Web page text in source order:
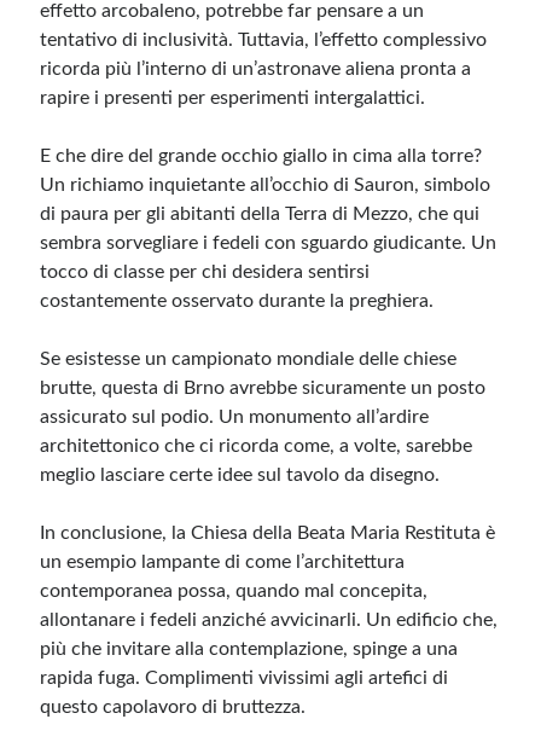
effetto arcobaleno, potrebbe far pensare a un
tentativo di inclusività. Tuttavia, l’effetto complessivo
ricorda più l’interno di un’astronave aliena pronta a
rapire i presenti per esperimenti intergalattici.
E che dire del grande occhio giallo in cima alla torre?
Un richiamo inquietante all’occhio di Sauron, simbolo
di paura per gli abitanti della Terra di Mezzo, che qui
sembra sorvegliare i fedeli con sguardo giudicante. Un
tocco di classe per chi desidera sentirsi
costantemente osservato durante la preghiera.
Se esistesse un campionato mondiale delle chiese
brutte, questa di Brno avrebbe sicuramente un posto
assicurato sul podio. Un monumento all’ardire
architettonico che ci ricorda come, a volte, sarebbe
meglio lasciare certe idee sul tavolo da disegno.
In conclusione, la Chiesa della Beata Maria Restituta è
un esempio lampante di come l’architettura
contemporanea possa, quando mal concepita,
allontanare i fedeli anziché avvicinarli. Un edificio che,
più che invitare alla contemplazione, spinge a una
rapida fuga. Complimenti vivissimi agli artefici di
questo capolavoro di bruttezza.